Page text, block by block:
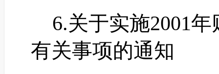
6.关于实施2001年
有关事项的通知